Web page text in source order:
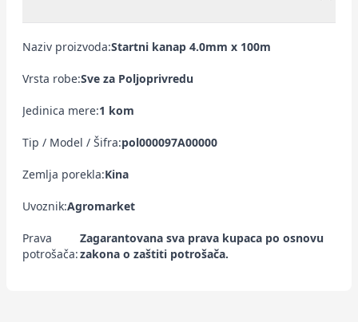
Naziv proizvoda:Startni kanap 4.0mm x 100m
Vrsta robe:Sve za Poljoprivredu
Jedinica mere:1 kom
Tip / Model / Šifra:pol000097A00000
Zemlja porekla:Kina
Uvoznik:Agromarket
Prava
potrošača:
Zagarantovana sva prava kupaca po osnovu
zakona o zaštiti potrošača.